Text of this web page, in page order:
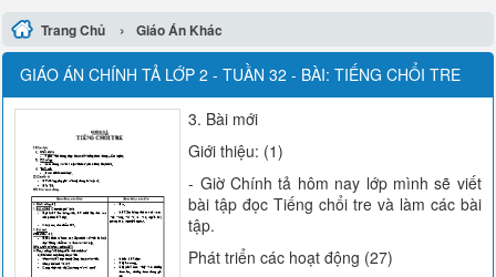
Trang Chủ › Giáo Án Khác
GIÁO ÁN CHÍNH TẢ LỚP 2 - TUẦN 32 - BÀI: TIẾNG CHỔI TRE
3. Bài mới
Giới thiệu: (1)
- Giờ Chính tả hôm nay lớp mình sẽ viết
bài tập đọc Tiếng chổi tre và làm các bài
tập.
Phát triển các hoạt động (27)